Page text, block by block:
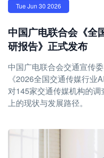
Tue Jun 30 2026
中国广电联合会《全
研报告》正式发布
中国广电联合会交通宣传
《2026全国交通传媒行业
对145家交通传媒机构的
上的现状与发展路径。